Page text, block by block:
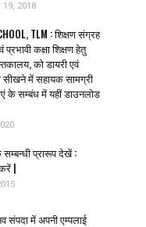
2018
TLM : शिक्षण संग्रह
कक्षा शिक्षण हेतु
को डायरी एवं
सीखने में सहायक सामग्री
के सम्बंध में यहीं डाउनलोड
प्रारूप देखें :
|
संपदा में अपनी एम्पलाई